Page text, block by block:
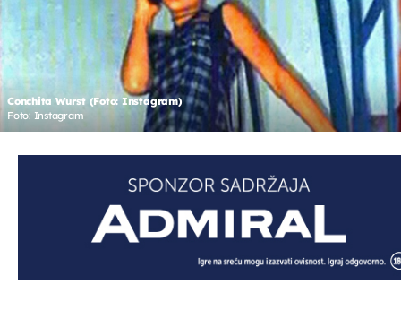
Conchita Wurst (Foto: Instagram)
Foto: Instagram